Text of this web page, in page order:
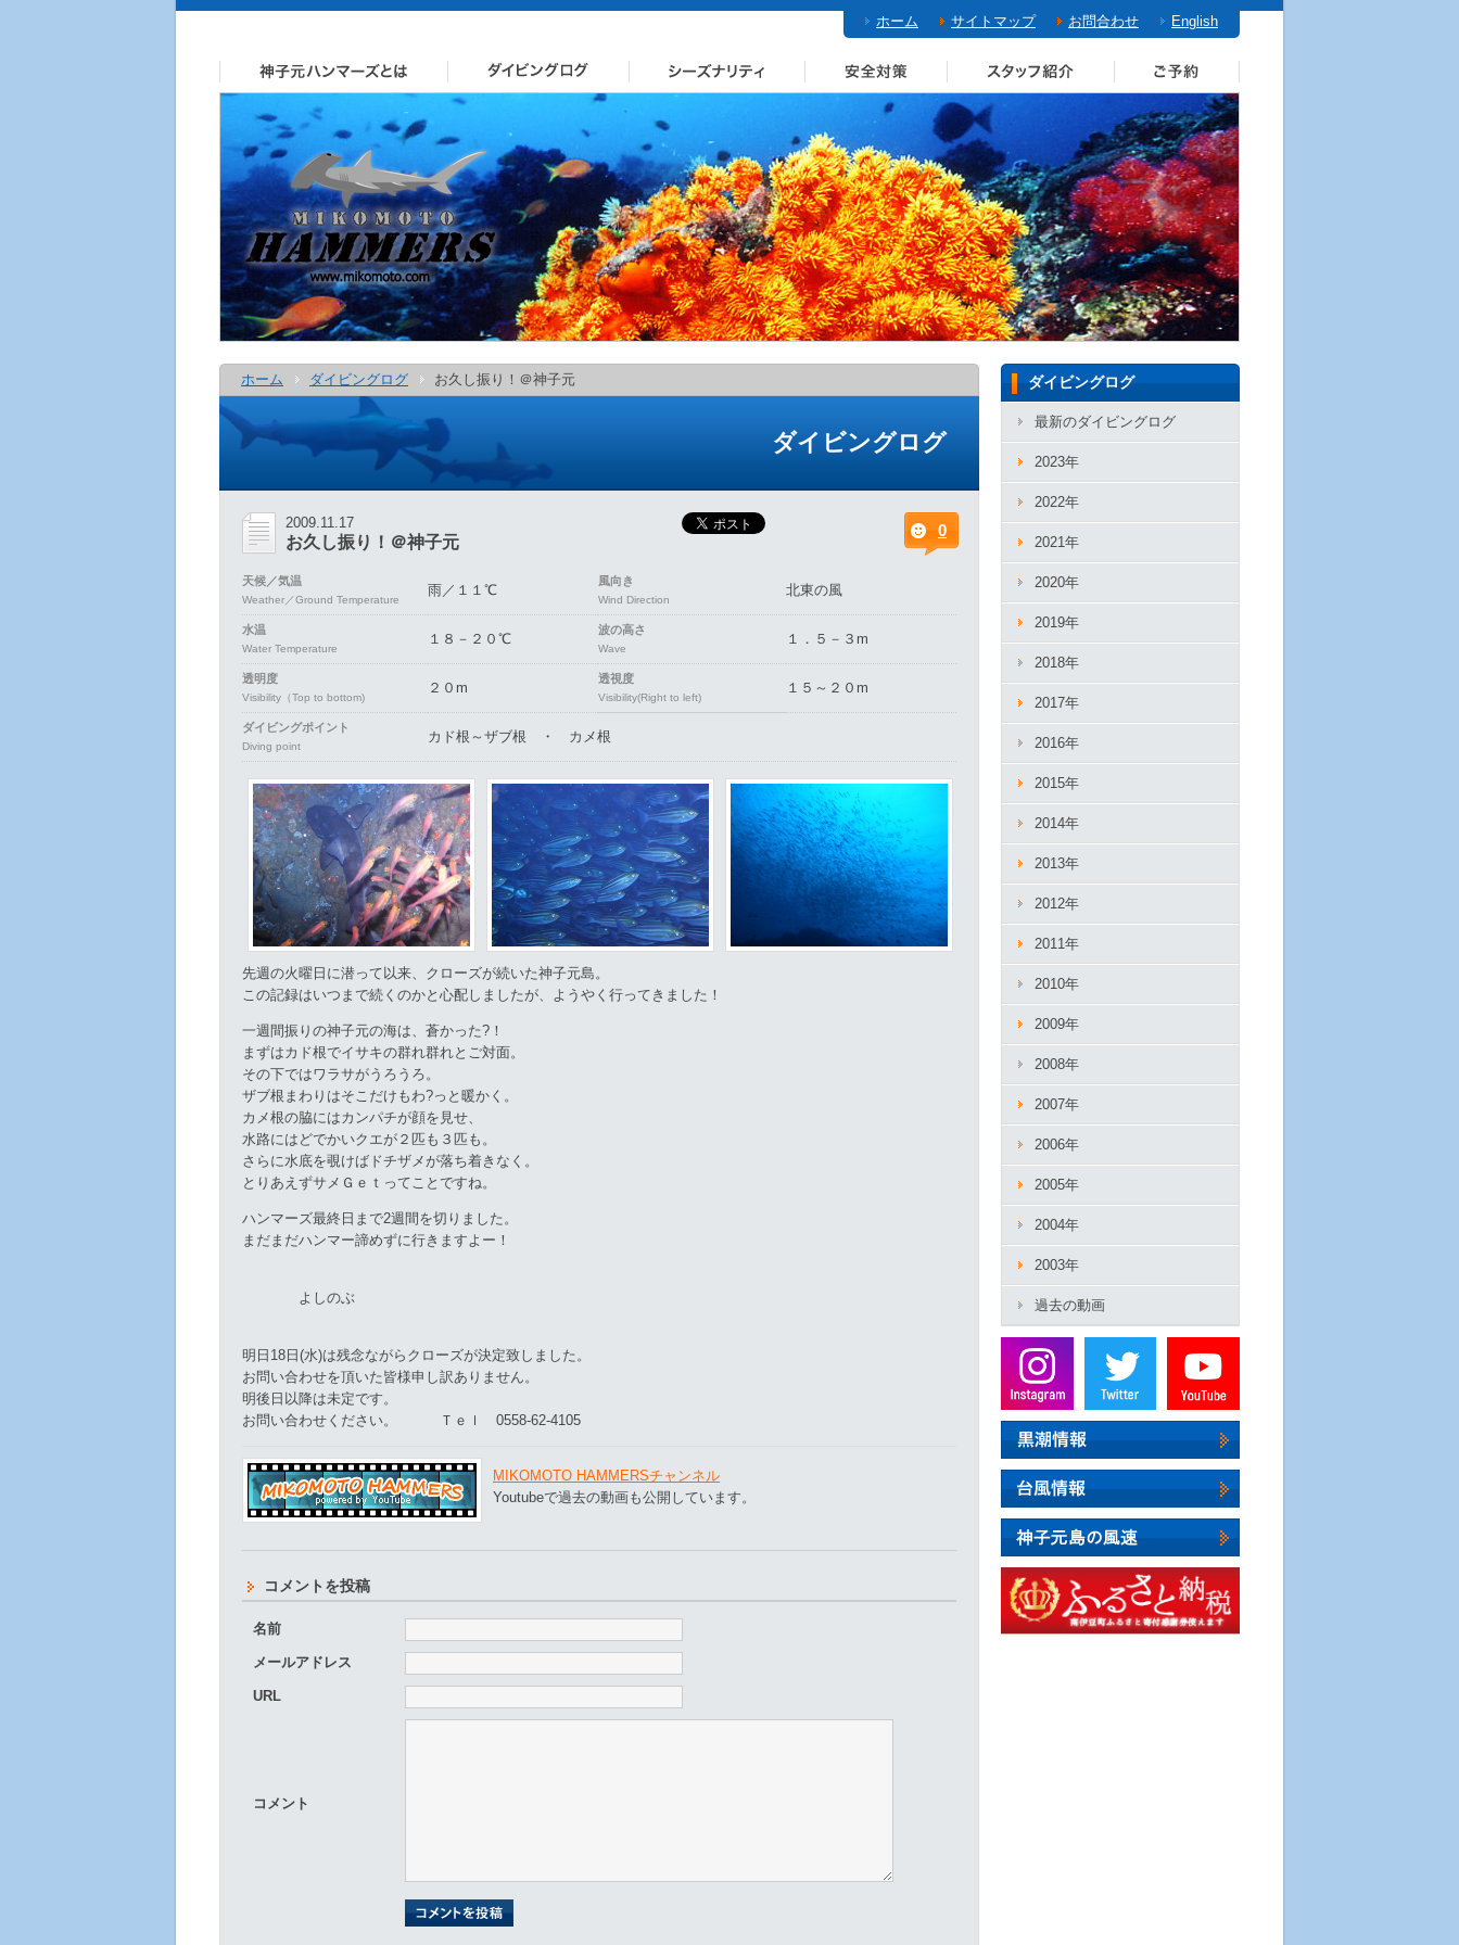
ホーム サイトマップ お問合わせ English
ホーム ダイビングログ お久し振り！＠神子元
ダイビングログ
お久し振り！＠神子元
2009.11.17 0
天候／気温
Weather／Ground Temperature
雨／１１℃
風向き
Wind Direction
北東の風
水温
Water Temperature
１８－２０℃
波の高さ
Wave
１．５－３m
透明度
Visibility（Top to bottom)
２０m
透視度
Visibility(Right to left)
１５～２０m
ダイビングポイント
Diving point
カド根～ザブ根 ・ カメ根
先週の火曜日に潜って以来、クローズが続いた神子元島。
この記録はいつまで続くのかと心配しましたが、ようやく行ってきました！
一週間振りの神子元の海は、蒼かった?！
まずはカド根でイサキの群れ群れとご対面。
その下ではワラサがうろうろ。
ザブ根まわりはそこだけもわ?っと暖かく。
カメ根の脇にはカンパチが顔を見せ、
水路にはどでかいクエが２匹も３匹も。
さらに水底を覗けばドチザメが落ち着きなく。
とりあえずサメＧｅｔってことですね。
ハンマーズ最終日まで2週間を切りました。
まだまだハンマー諦めずに行きますよー！
よしのぶ
明日18日(水)は残念ながらクローズが決定致しました。
お問い合わせを頂いた皆様申し訳ありません。
明後日以降は未定です。
お問い合わせください。 Ｔｅｌ 0558-62-4105
MIKOMOTO HAMMERSチャンネル
Youtubeで過去の動画も公開しています。
コメントを投稿
名前
メールアドレス
URL
コメント
ダイビングログ
最新のダイビングログ
2023年
2022年
2021年
2020年
2019年
2018年
2017年
2016年
2015年
2014年
2013年
2012年
2011年
2010年
2009年
2008年
2007年
2006年
2005年
2004年
2003年
過去の動画